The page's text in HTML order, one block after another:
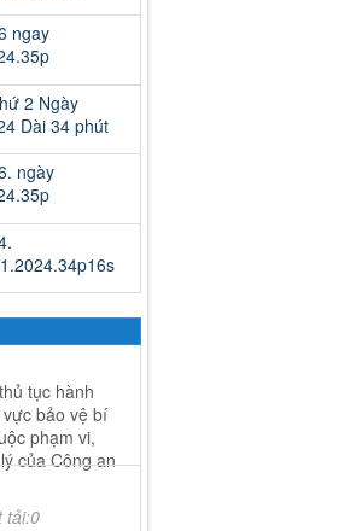
ngay
2 Ngày
Dài 34 phút
ngày
tục hành
bảo vệ bí
phạm vi,
của Công an
tải:0